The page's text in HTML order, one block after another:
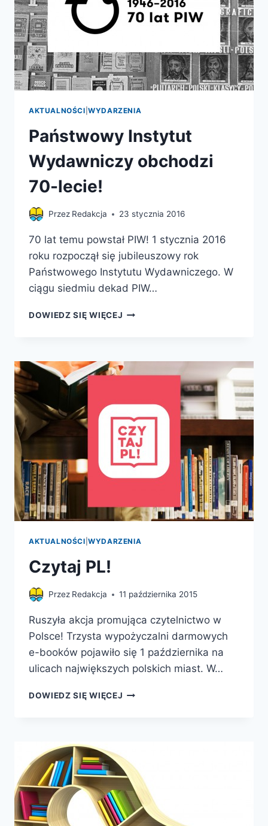
AKTUALNOŚCI |WYDARZENIA
Państwowy Instytut
Wydawniczy obchodzi
70-lecie!
Przez Redakcja 23 stycznia 2016
70 lat temu powstał PIW! 1 stycznia 2016
roku rozpoczął się jubileuszowy rok
Państwowego Instytutu Wydawniczego. W
ciągu siedmiu dekad PIW…
DOWIEDZ SIĘ WIĘCEJ PAŃSTWOWY
70-
LECIE!
AKTUALNOŚCI |WYDARZENIA
Czytaj PL!
Przez Redakcja 11 października 2015
Ruszyła akcja promująca czytelnictwo w
Polsce! Trzysta wypożyczalni darmowych
e-booków pojawiło się 1 października na
ulicach największych polskich miast. W…
DOWIEDZ SIĘ WIĘCEJ CZYTAJ